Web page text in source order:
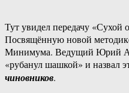
Тут увидел передачу «Сухой
Посвящённую новой
Минимума. Ведущий Юрий
«рубанул шашкой» и назвал
чиновников.